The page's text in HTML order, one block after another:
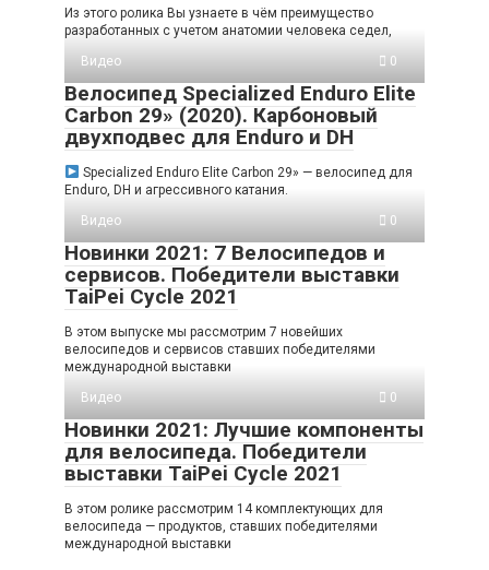
Из этого ролика Вы узнаете в чём преимущество
разработанных с учетом анатомии человека седел,
Видео
0
Велосипед Specialized Enduro Elite
Carbon 29» (2020). Карбоновый
двухподвес для Enduro и DH
Specialized Enduro Elite Carbon 29» — велосипед для
Enduro, DH и агрессивного катания.
Видео
0
Новинки 2021: 7 Велосипедов и
сервисов. Победители выставки
TaiPei Cycle 2021
В этом выпуске мы рассмотрим 7 новейших
велосипедов и сервисов ставших победителями
международной выставки
Видео
0
Новинки 2021: Лучшие компоненты
для велосипеда. Победители
выставки TaiPei Cycle 2021
В этом ролике рассмотрим 14 комплектующих для
велосипеда — продуктов, ставших победителями
международной выставки